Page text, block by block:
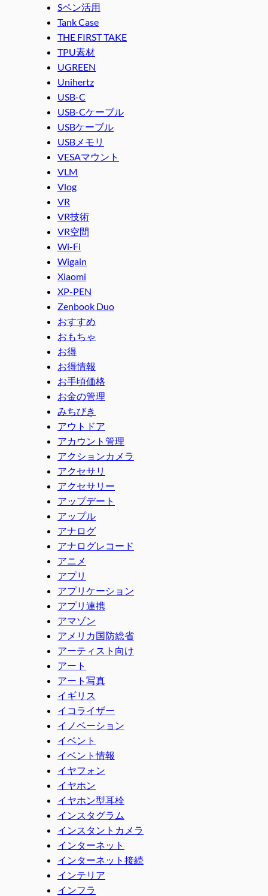
Sペン活用
Tank Case
THE FIRST TAKE
TPU素材
UGREEN
Unihertz
USB-C
USB-Cケーブル
USBケーブル
USBメモリ
VESAマウント
VLM
Vlog
VR
VR技術
VR空間
Wi-Fi
Wigain
Xiaomi
XP-PEN
Zenbook Duo
おすすめ
おもちゃ
お得
お得情報
お手頃価格
お金の管理
みちびき
アウトドア
アカウント管理
アクションカメラ
アクセサリ
アクセサリー
アップデート
アップル
アナログ
アナログレコード
アニメ
アプリ
アプリケーション
アプリ連携
アマゾン
アメリカ国防総省
アーティスト向け
アート
アート写真
イギリス
イコライザー
イノベーション
イベント
イベント情報
イヤフォン
イヤホン
イヤホン型耳栓
インスタグラム
インスタントカメラ
インターネット
インターネット接続
インテリア
インフラ